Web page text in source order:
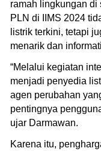
ramah lingkungan di
PLN di IIMS 2024
listrik terkini, tetapi
menarik dan
“Melalui kegiatan
menjadi penyedia
agen perubahan
pentingnya
ujar Darmawan.
Karena itu,